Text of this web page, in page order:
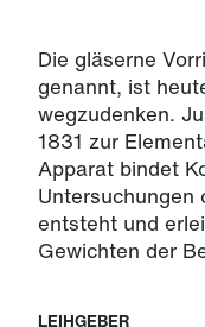
Die gläserne
genannt, ist
wegzudenken.
1831 zur
Apparat bindet
Untersuchungen
entsteht und
Gewichten der
LEIHGEBER